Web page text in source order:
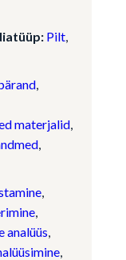
Pilt,
,
materjalid,
,
,
,
analüüs,
,